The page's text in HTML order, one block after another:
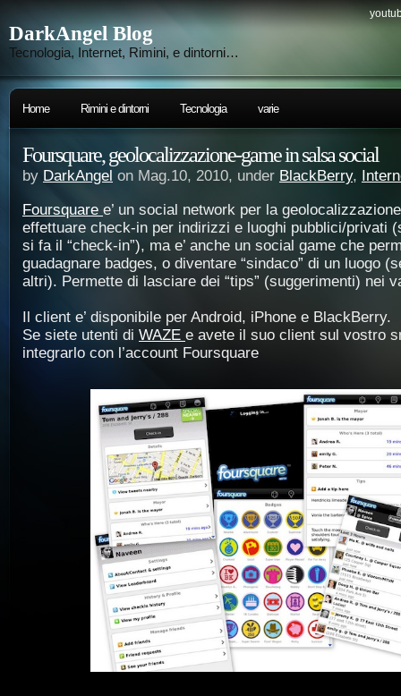
DarkAngel Blog
Tecnologia, Internet, Rimini, e dintorni…
Home Rimini e dintorni Tecnologia varie
Foursquare, geolocalizzazione-game in salsa social
by DarkAngel on Mag.10, 2010, under BlackBerry,
Foursquare e’ un social network per la
effettuare check-in per indirizzi e luoghi pubblici/privati
si fa il “check-in”), ma e’ anche un social game che
guadagnare badges, o diventare “sindaco” di un luogo
altri). Permette di lasciare dei “tips” (suggerimenti) nei
Il client e’ disponibile per Android, iPhone e BlackBerry.
Se siete utenti di WAZE e avete il suo client sul vostro
integrarlo con l’account Foursquare